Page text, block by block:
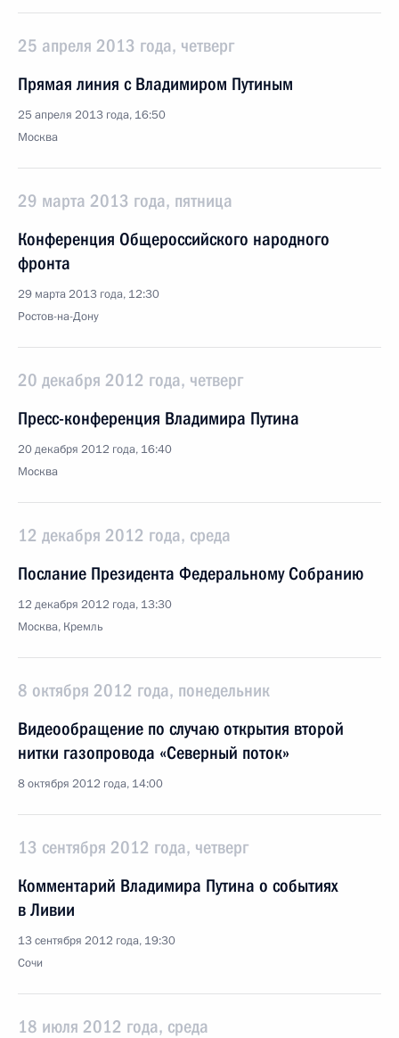
25 апреля 2013 года, четверг
Прямая линия с Владимиром Путиным
25 апреля 2013 года, 16:50
Москва
29 марта 2013 года, пятница
Конференция Общероссийского народного
фронта
29 марта 2013 года, 12:30
Ростов-на-Дону
20 декабря 2012 года, четверг
Пресс-конференция Владимира Путина
20 декабря 2012 года, 16:40
Москва
12 декабря 2012 года, среда
Послание Президента Федеральному Собранию
12 декабря 2012 года, 13:30
Москва, Кремль
8 октября 2012 года, понедельник
Видеообращение по случаю открытия второй
нитки газопровода «Северный поток»
8 октября 2012 года, 14:00
13 сентября 2012 года, четверг
Комментарий Владимира Путина о событиях
в Ливии
13 сентября 2012 года, 19:30
Сочи
18 июля 2012 года, среда